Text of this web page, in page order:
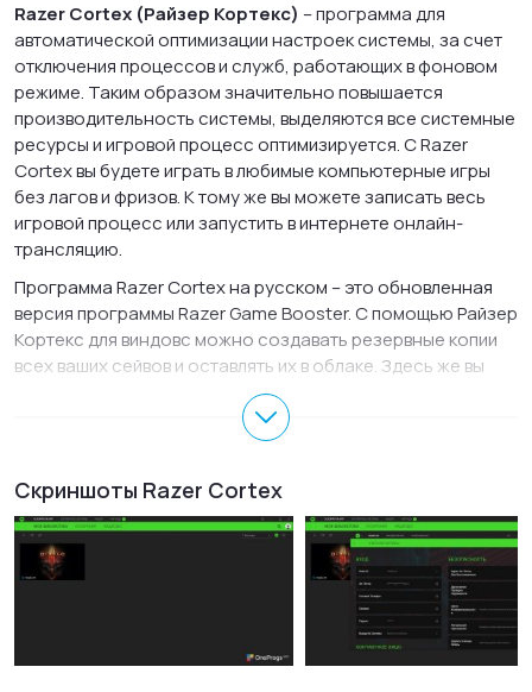
Razer Cortex (Райзер Кортекс) – программа для
автоматической оптимизации настроек системы, за счет
отключения процессов и служб, работающих в фоновом
режиме. Таким образом значительно повышается
производительность системы, выделяются все системные
ресурсы и игровой процесс оптимизируется. С Razer
Cortex вы будете играть в любимые компьютерные игры
без лагов и фризов. К тому же вы можете записать весь
игровой процесс или запустить в интернете онлайн-
трансляцию.
Программа Razer Cortex на русском – это обновленная
версия программы Razer Game Booster. С помощью Райзер
Кортекс для виндовс можно создавать резервные копии
всех ваших сейвов и оставлять их в облаке. Здесь же вы
можете ознакомиться с новинками компьютерных игр,
предложениями и акциями. Автоматическое ускорение
можно отключать и включать вручную или настроив
процессе игры. Включив ускорение игры, рекомендуется
проверить, какие службы и процессы были
приостановлены. Если вас что-то не устраивает, можно
самостоятельно внести изменения в этот перечень.
Функция Gamecaster позволяет включать трансляцию
геймплея на популярных сайтах с потоковым вещанием,
таких как YouTube. Кроме стримов, можно делать
Скриншоты Razer Cortex